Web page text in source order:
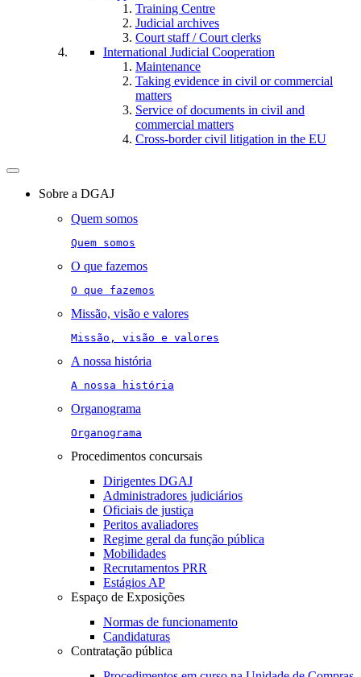
Training Centre
Judicial archives
Court staff / Court clerks
International Judicial Cooperation
Maintenance
Taking evidence in civil or commercial
matters
Service of documents in civil and
commercial matters​​
Cross-border civil litigation in the EU
Toggle
navigationSobre a DGAJ
Quem somos
Quem somos
O que fazemos
O que fazemos
Missão, visão e valores
Missão, visão e valores
A nossa história
A nossa história
Organograma
Organograma
Procedimentos concursais
Dirigentes DGAJ
Administradores judiciários
Oficiais de justiça
Peritos avaliadores
Regime geral da função pública
Mobilidades
Recrutamentos PRR
Estágios AP
Espaço de Exposições
Normas de funcionamento
Candidaturas
Contratação pública